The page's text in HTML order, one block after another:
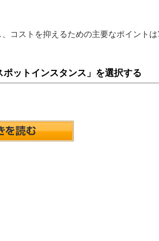
コストを抑えるための主要なポイントは
ットインスタンス」を選択する